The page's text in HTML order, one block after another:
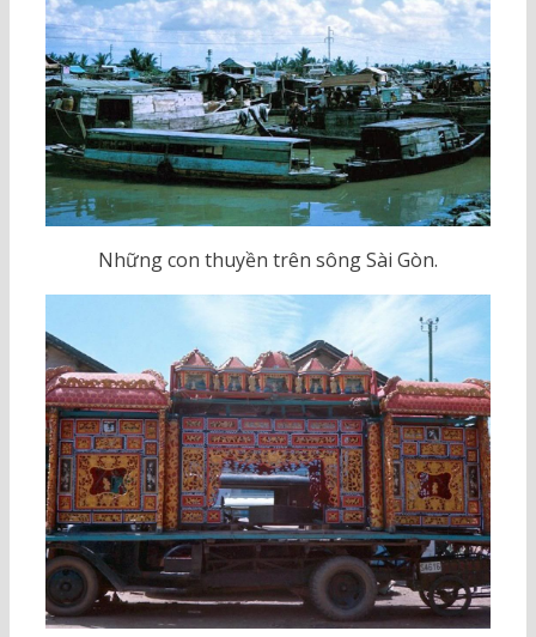
Những con thuyền trên sông Sài Gòn.